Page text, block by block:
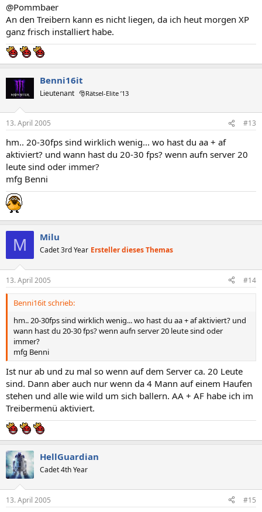
@Pommbaer
An den Treibern kann es nicht liegen, da ich heut morgen XP
ganz frisch installiert habe.
Benni16it
Lieutenant 🎅Rätsel-Elite ’13
13. April 2005 #13
hm.. 20-30fps sind wirklich wenig... wo hast du aa + af
aktiviert? und wann hast du 20-30 fps? wenn aufn server 20
leute sind oder immer?
mfg Benni
M Milu
Cadet 3rd Year Ersteller dieses Themas
13. April 2005 #14
Benni16it schrieb:
hm.. 20-30fps sind wirklich wenig... wo hast du aa + af aktiviert? und
wann hast du 20-30 fps? wenn aufn server 20 leute sind oder
immer?
mfg Benni
Ist nur ab und zu mal so wenn auf dem Server ca. 20 Leute
sind. Dann aber auch nur wenn da 4 Mann auf einem Haufen
stehen und alle wie wild um sich ballern. AA + AF habe ich im
Treibermenü aktiviert.
HellGuardian
Cadet 4th Year
13. April 2005 #15